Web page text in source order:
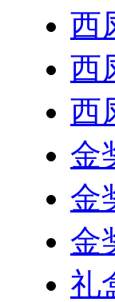
西
西
西
金
金
金
礼